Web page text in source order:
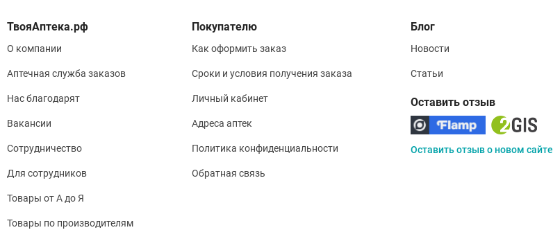
О компании
Аптечная служба заказов
Нас благодарят
Вакансии
Сотрудничество
Для сотрудников
Товары от А до Я
Товары по производителям
Покупателю
Как оформить заказ
Сроки и условия получения заказа
Личный кабинет
Адреса аптек
Политика конфиденциальности
Обратная связь
Блог
Новости
Статьи
Оставить отзыв
Оставить отзыв о новом сайте